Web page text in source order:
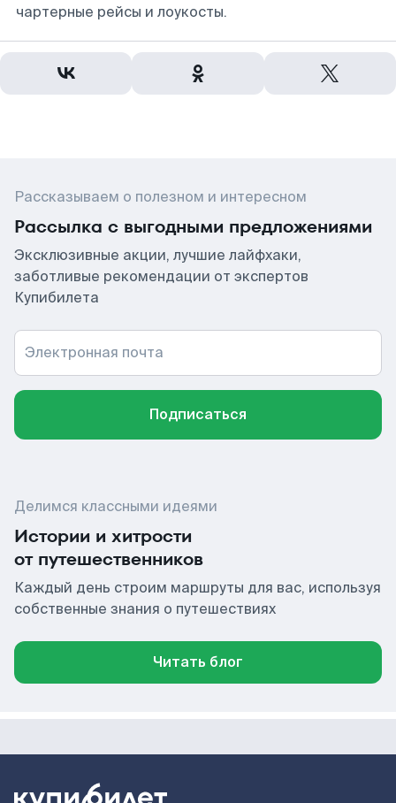
чартерные рейсы и лоукосты.
Рассказываем о полезном и интересном
Рассылка с выгодными предложениями
Эксклюзивные акции, лучшие лайфхаки,
заботливые рекомендации от экспертов
Купибилета
Электронная почта
Подписаться
Делимся классными идеями
Истории и хитрости
от путешественников
Каждый день строим маршруты для вас, используя
собственные знания о путешествиях
Читать блог